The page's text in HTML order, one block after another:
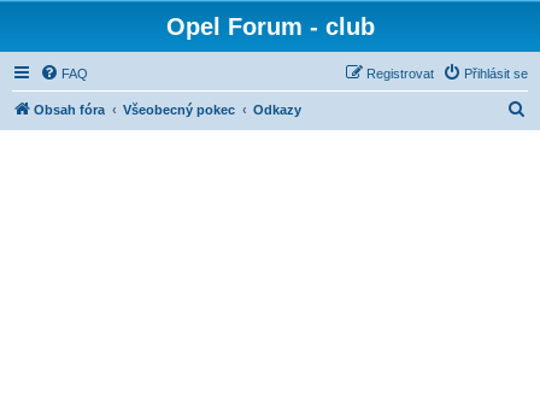
Opel Forum - club
FAQ Přihlásit se
Registrovat
Obsah fóra Všeobecný pokec Odkazy